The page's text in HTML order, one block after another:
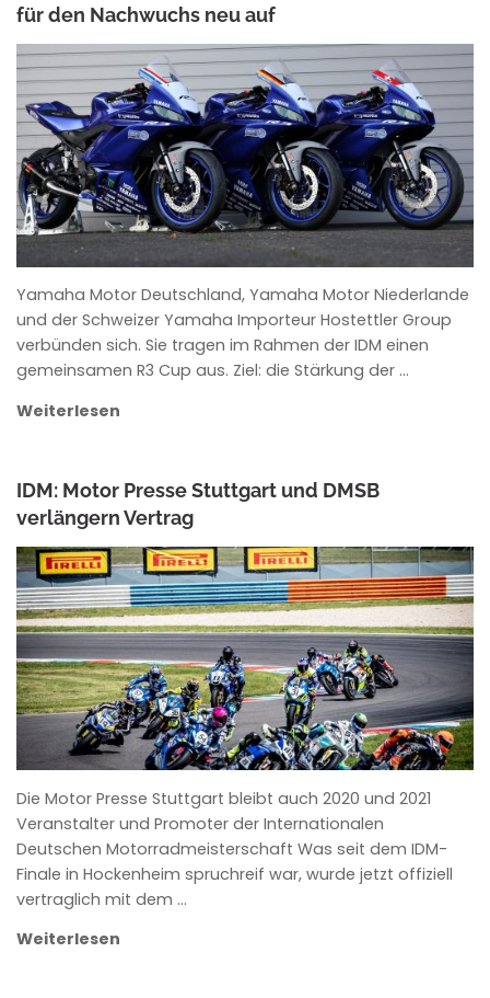
für den Nachwuchs neu auf
ANKE WIECZOREK
Yamaha Motor Deutschland, Yamaha Motor Niederlande
und der Schweizer Yamaha Importeur Hostettler Group
verbünden sich. Sie tragen im Rahmen der IDM einen
gemeinsamen R3 Cup aus. Ziel: die Stärkung der …
Weiterlesen
IDM: Motor Presse Stuttgart und DMSB
verlängern Vertrag
ANKE WIECZOREK
Die Motor Presse Stuttgart bleibt auch 2020 und 2021
Veranstalter und Promoter der Internationalen
Deutschen Motorradmeisterschaft Was seit dem IDM-
Finale in Hockenheim spruchreif war, wurde jetzt offiziell
vertraglich mit dem …
Weiterlesen